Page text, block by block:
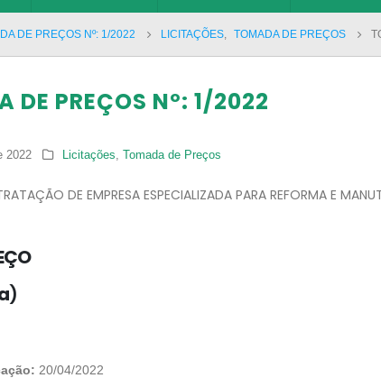
DE PREÇOS Nº: 1/2022 LICITAÇÕES, TOMADA DE PREÇOS
DE PREÇOS Nº: 1/2022
2022 Licitações,Tomada de Preços
DE EMPRESA ESPECIALIZADA PARA REFORMA E
)
20/04/2022